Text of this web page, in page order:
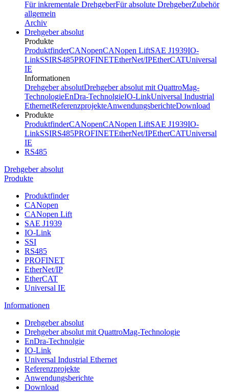
Für inkrementale DrehgeberFür absolute DrehgeberZubehör
allgemein
Archiv
Drehgeber absolut
Produkte
ProduktfinderCANopenCANopen LiftSAE J1939IO-
LinkSSIRS485PROFINETEtherNet/IPEtherCATUniversal
IE
Informationen
Drehgeber absolutDrehgeber absolut mit QuattroMag-
TechnologieEnDra-TechnolgieIO-LinkUniversal Industrial
EthernetReferenzprojekteAnwendungsberichteDownload
Produkte
ProduktfinderCANopenCANopen LiftSAE J1939IO-
LinkSSIRS485PROFINETEtherNet/IPEtherCATUniversal
IE
RS485
Drehgeber absolut
Produkte
Produktfinder
CANopen
CANopen Lift
SAE J1939
IO-Link
SSI
RS485
PROFINET
EtherNet/IP
EtherCAT
Universal IE
Informationen
Drehgeber absolut
Drehgeber absolut mit QuattroMag-Technologie
EnDra-Technolgie
IO-Link
Universal Industrial Ethernet
Referenzprojekte
Anwendungsberichte
Download